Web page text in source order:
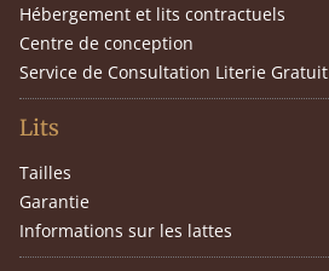
Hébergement et lits contractuels
Centre de conception
Service de Consultation Literie Gratuit
Lits
Tailles
Garantie
Informations sur les lattes